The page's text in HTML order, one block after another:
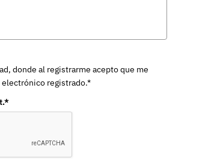
donde al registrarme acepto que me
registrado.*